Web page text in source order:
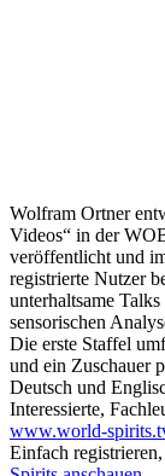
Wolfram Ortner
Videos“ in der
veröffentlicht und
registrierte Nutzer
unterhaltsame
sensorischen
Die erste Staffel
und ein Zuschauer
Deutsch und
Interessierte,
www.world-
Einfach